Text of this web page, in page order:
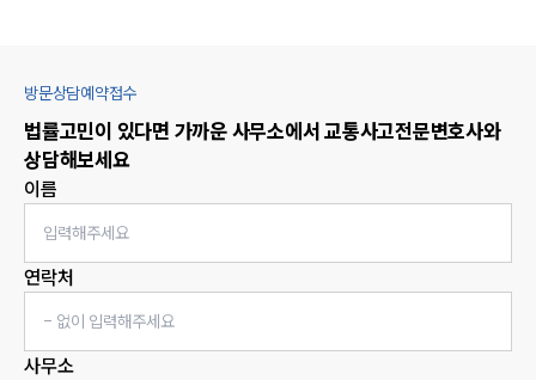
방문상담예약접수
법률고민이 있다면 가까운 사무소에서 교통사고전문변호사와
상담해보세요
이름
연락처
사무소